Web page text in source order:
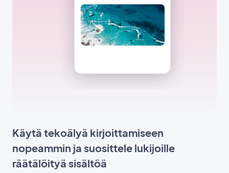
Käytä tekoälyä kirjoittamiseen
nopeammin ja suosittele lukijoille
räätälöityä sisältöä